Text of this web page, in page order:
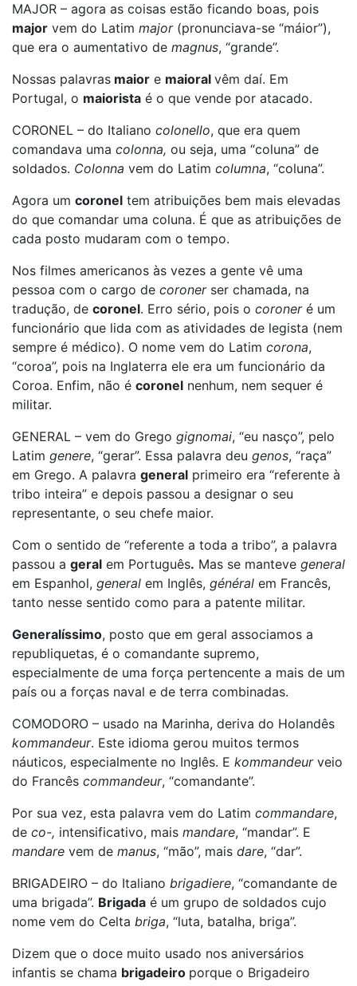
MAJOR – agora as coisas estão ficando boas, pois
major vem do Latim major (pronunciava-se “máior”),
que era o aumentativo de magnus, “grande”.
Nossas palavras maior e maioral vêm daí. Em
Portugal, o maiorista é o que vende por atacado.
CORONEL – do Italiano colonello, que era quem
comandava uma colonna, ou seja, uma “coluna” de
soldados. Colonna vem do Latim columna, “coluna”.
Agora um coronel tem atribuições bem mais elevadas
do que comandar uma coluna. É que as atribuições de
cada posto mudaram com o tempo.
Nos filmes americanos às vezes a gente vê uma
pessoa com o cargo de coroner ser chamada, na
tradução, de coronel. Erro sério, pois o coroneré um
funcionário que lida com as atividades de legista (nem
sempre é médico). O nome vem do Latim corona,
“coroa”, pois na Inglaterra ele era um funcionário da
Coroa. Enfim, não é coronel nenhum, nem sequer é
militar.
GENERAL – vem do Grego gignomai, “eu nasço”, pelo
Latim genere, “gerar”. Essa palavra deu genos, “raça”
em Grego. A palavra general primeiro era “referente à
tribo inteira” e depois passou a designar o seu
representante, o seu chefe maior.
Com o sentido de “referente a toda a tribo”, a palavra
passou a geral em Português. Mas se manteve general
em Espanhol, general em Inglês, général em Francês,
tanto nesse sentido como para a patente militar.
Generalíssimo, posto que em geral associamos a
republiquetas, é o comandante supremo,
especialmente de uma força pertencente a mais de um
país ou a forças naval e de terra combinadas.
COMODORO – usado na Marinha, deriva do Holandês
kommandeur. Este idioma gerou muitos termos
náuticos, especialmente no Inglês. E kommandeurveio
do Francês commandeur, “comandante”.
Por sua vez, esta palavra vem do Latim commandare,
de co-, intensificativo, mais mandare, “mandar”. E
mandare vem de manus, “mão”, mais dare, “dar”.
BRIGADEIRO – do Italiano brigadiere, “comandante de
uma brigada”. Brigada é um grupo de soldados cujo
nome vem do Celta briga, “luta, batalha, briga”.
Dizem que o doce muito usado nos aniversários
infantis se chama brigadeiro porque o Brigadeiro